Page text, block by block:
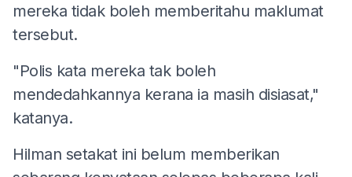
mereka tidak boleh memberitahu maklumat
tersebut.
"Polis kata mereka tak boleh
mendedahkannya kerana ia masih disiasat,"
katanya.
Hilman setakat ini belum memberikan